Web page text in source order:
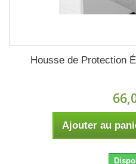
Housse de Protection
Ajouter au